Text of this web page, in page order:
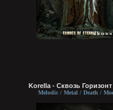
Korella - Сквозь Горизонт
Melodic / Metal / Death /